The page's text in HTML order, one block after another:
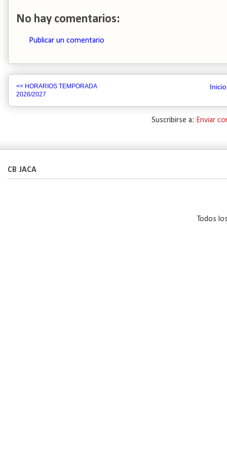
No hay comentarios:
Publicar un comentario
<< HORARIOS TEMPORADA
2026/2027
Inicio
Suscribirse a: Enviar
CB JACA
Todos